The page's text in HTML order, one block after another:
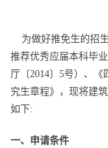
为做好推免生的招
推荐优秀应届本科毕
厅〔2014〕5号）、
究生章程》，现将建
如下:
一、申请条件